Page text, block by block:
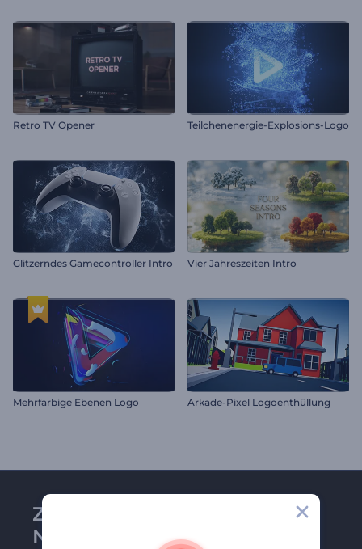
Retro TV Opener Teilchenenergie-Explosions-Logo
Glitzerndes Gamecontroller Intro Vier Jahreszeiten Intro
Mehrfarbige Ebenen Logo Arkade-Pixel Logoenthüllung
Zu Renderforest-
Newsletter anmelden